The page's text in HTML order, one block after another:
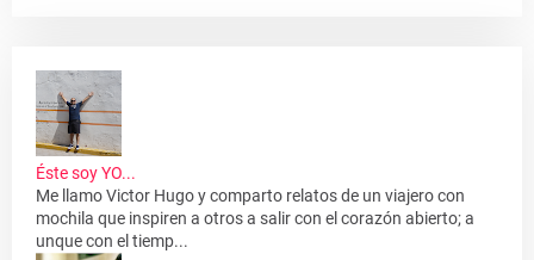
Éste soy YO...
Me llamo Victor Hugo y comparto relatos de un viajero con
mochila que inspiren a otros a salir con el corazón abierto; a
unque con el tiemp...